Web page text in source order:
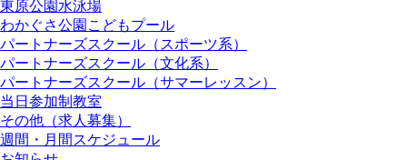
東原公園水泳場
わかぐさ公園こどもプール
パートナーズスクール（スポーツ系）
パートナーズスクール（文化系）
パートナーズスクール（サマーレッスン）
当日参加制教室
その他（求人募集）
週間・月間スケジュール